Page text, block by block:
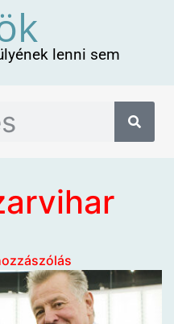
lenni sem